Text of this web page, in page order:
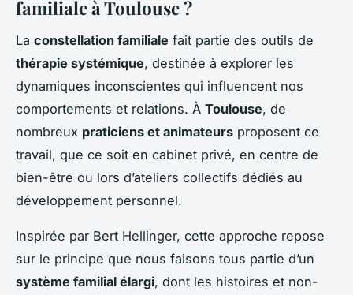
familiale à Toulouse ?
La constellation familiale fait partie des outils de
thérapie systémique, destinée à explorer les
dynamiques inconscientes qui influencent nos
comportements et relations. À Toulouse, de
nombreux praticiens et animateurs proposent ce
travail, que ce soit en cabinet privé, en centre de
bien-être ou lors d’ateliers collectifs dédiés au
développement personnel.
Inspirée par Bert Hellinger, cette approche repose
sur le principe que nous faisons tous partie d’un
système familial élargi, dont les histoires et non-